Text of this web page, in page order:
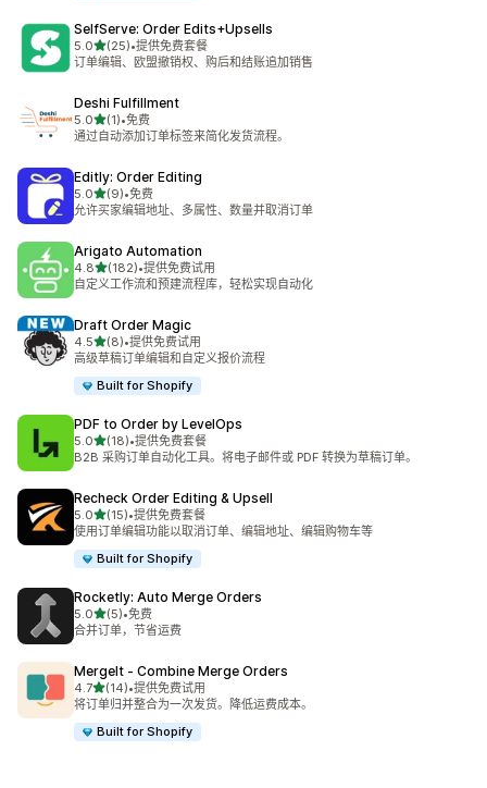
SelfServe: Order Edits+Upsells
5.0星（满分 5 星）
(25)
总共 25 条评论
•提供免费套餐
订单编辑、欧盟撤销权、购后和结账追加销售
Deshi Fulfillment
5.0星（满分 5 星）
(1)
总共 1 条评论
•免费
通过自动添加订单标签来简化发货流程。
Editly: Order Editing
5.0星（满分 5 星）
(9)
总共 9 条评论
•免费
允许买家编辑地址、多属性、数量并取消订单
Arigato Automation
4.8星（满分 5 星）
(182)
总共 182 条评论
•提供免费试用
自定义工作流和预建流程库，轻松实现自动化
Draft Order Magic
4.5星（满分 5 星）
(8)
总共 8 条评论
•提供免费试用
高级草稿订单编辑和自定义报价流程
Built for Shopify
PDF to Order by LevelOps
5.0星（满分 5 星）
(18)
总共 18 条评论
•提供免费套餐
B2B 采购订单自动化工具。将电子邮件或 PDF 转换为草稿订单。
Recheck Order Editing & Upsell
5.0星（满分 5 星）
(15)
总共 15 条评论
•提供免费套餐
使用订单编辑功能以取消订单、编辑地址、编辑购物车等
Built for Shopify
Rocketly: Auto Merge Orders
5.0星（满分 5 星）
(5)
总共 5 条评论
•免费
合并订单，节省运费
MergeIt ‑ Combine Merge Orders
4.7星（满分 5 星）
(14)
总共 14 条评论
•提供免费试用
将订单归并整合为一次发货。降低运费成本。
Built for Shopify